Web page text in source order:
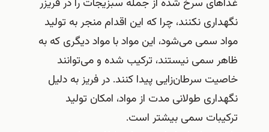
غذاهای سرخ شده از جمله سبزیجات را در فریزر
نگهداری نکنند، چرا که این اقدام منجر به تولید
مواد سمی می‌شود، این مواد با مواد دیگری که به
ظاهر سمی نیستند، ترکیب شده و می‌توانند
خاصیت سرطان‌زایی پیدا کنند. در فریز به دلیل
نگهداری طولانی مدت از مواد، امکان تولید
ترکیبات سمی بیشتر است.